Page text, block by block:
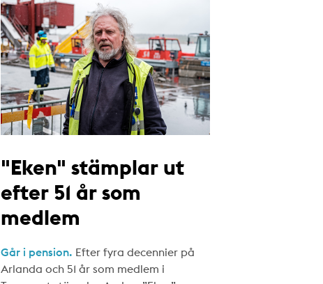
"Eken" stämplar ut
efter 51 år som
medlem
Går i pension. Efter fyra decennier på
Arlanda och 51 år som medlem i